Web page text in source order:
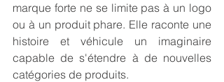
marque forte ne se limite pas à un logo
ou à un produit phare. Elle raconte une
histoire et véhicule un imaginaire
capable de s'étendre à de nouvelles
catégories de produits.